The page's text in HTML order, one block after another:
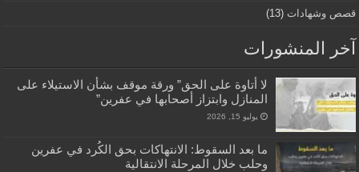
قصص وشهادات (13)
آخر المنشورات
لا أتاوة على الحق” ورقة موقف بشأن الاستيلاء على
المنازل وابتزاز أصحابها في عفرين”
يوليو 15, 2026
ما بعد السقوط: الانتهاكات بحق الكُرد في عفرين
وحلب خلال المرحلة الانتقالية